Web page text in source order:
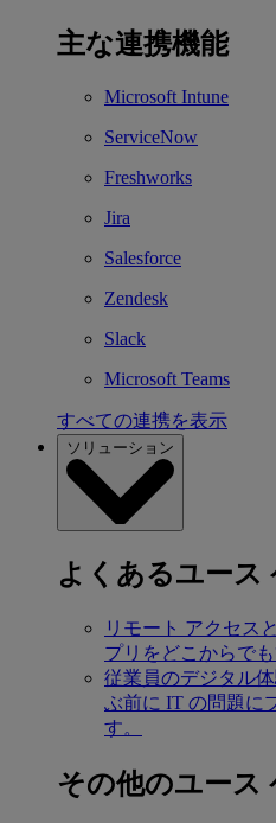
主な連携機能
Microsoft Intune
ServiceNow
Freshworks
Jira
Salesforce
Zendesk
Slack
Microsoft Teams
すべての連携を表示
ソリューション
よくあるユース
リモート アクセス
プリをどこからでも
従業員のデジタル
ぶ前に IT の問題に
す。
その他のユース